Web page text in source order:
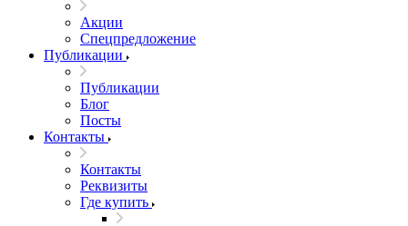
Акции
Спецпредложение
Публикации
Публикации
Блог
Посты
Контакты
Контакты
Реквизиты
Где купить